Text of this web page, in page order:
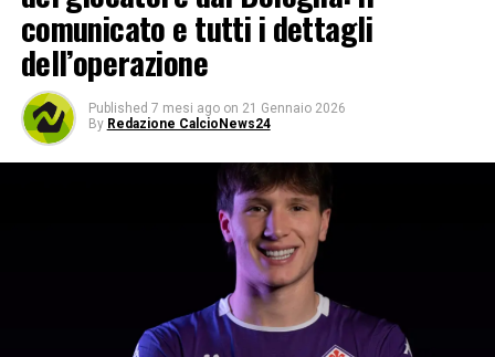
comunicato e tutti i dettagli
dell’operazione
Published 7 mesi ago on 21 Gennaio 2026
By Redazione CalcioNews24